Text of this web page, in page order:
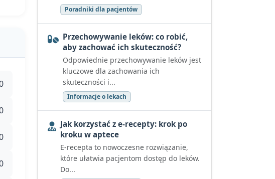
Poradniki dla pacjentów
Przechowywanie leków: co robić,
aby zachować ich skuteczność?
Odpowiednie przechowywanie leków jest
kluczowe dla zachowania ich
skuteczności i...
Informacje o lekach
Jak korzystać z e-recepty: krok po
kroku w aptece
E-recepta to nowoczesne rozwiązanie,
które ułatwia pacjentom dostęp do leków.
Do...